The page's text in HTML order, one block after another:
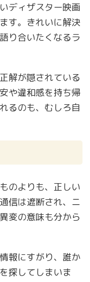
ディザスター映画
す。きれいに解決
り合いたくなるラ
解が隠されている
や違和感を持ち帰
るのも、むしろ自
のよりも、正しい
信は遮断され、ニ
変の意味も分から
報にすがり、誰か
探してしまいま